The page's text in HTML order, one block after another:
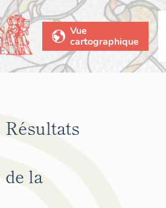
Vue
cartographique
Résultats
de la